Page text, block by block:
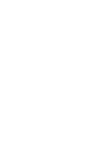
zážitkem.
a
na které
souhlas se
údajů. Svůj